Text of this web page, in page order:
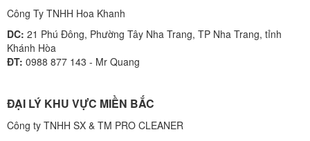
Công Ty TNHH Hoa Khanh
DC: 21 Phú Đông, Phường Tây Nha Trang, TP Nha Trang, tỉnh
Khánh Hòa
ĐT: 0988 877 143 - Mr Quang
ĐẠI LÝ KHU VỰC MIỀN BẮC
Công ty TNHH SX & TM PRO CLEANER